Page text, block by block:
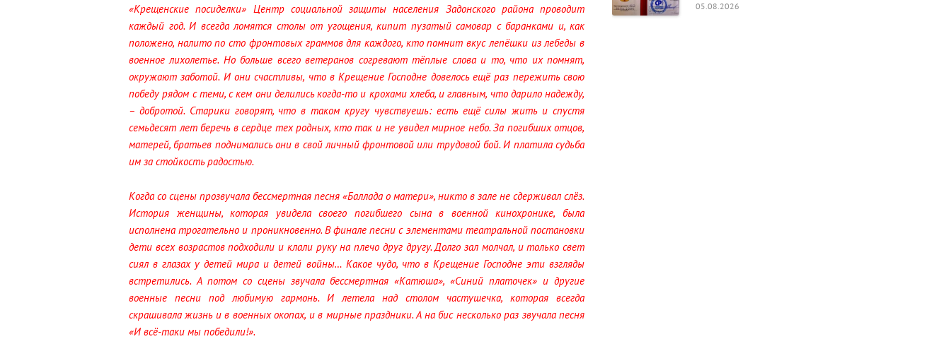
«Крещенские посиделки» Центр социальной защиты населения Задонского района проводит
каждый год. И всегда ломятся столы от угощения, кипит пузатый самовар с баранками и, как
положено, налито по сто фронтовых граммов для каждого, кто помнит вкус лепёшки из лебеды в
военное лихолетье. Но больше всего ветеранов согревают тёп­лые слова и то, что их помнят,
окружают заботой. И они счастливы, что в Крещение Господне довелось ещё раз пережить свою
победу рядом с теми, с кем они делились когда-то и крохами хлеба, и главным, что дарило надежду,
– добротой. Старики говорят, что в таком кругу чувствуешь: есть ещё силы жить и спустя
семьдесят лет беречь в сердце тех родных, кто так и не увидел мирное небо. За погибших отцов,
матерей, братьев поднимались они в свой личный фронтовой или трудовой бой. И платила судьба
им за стойкость радостью.
Когда со сцены прозвучала бессмертная песня «Баллада о матери», никто в зале не сдерживал слёз.
История женщины, которая увидела своего погибшего сына в военной кинохронике, была
исполнена трогательно и проникновенно. В финале песни с элементами театральной постановки
дети всех возрастов подходили и клали руку на плечо друг другу. Долго зал молчал, и только свет
сиял в глазах у детей мира и детей войны… Какое чудо, что в Крещение Господне эти взгляды
встретились. А потом со сцены звучала бессмертная «Катюша», «Синий платочек» и другие
военные песни под любимую гармонь. И летела над столом частушечка, которая всегда
скрашивала жизнь и в военных окопах, и в мирные праздники. А на бис несколько раз звучала песня
«И всё-таки мы победили!».
05.08.2026